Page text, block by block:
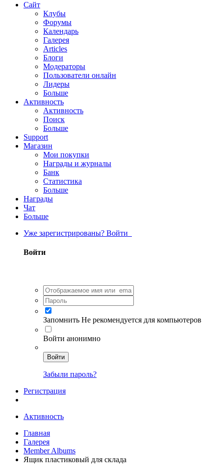
Сайт
Клубы
Форумы
Календарь
Галерея
Articles
Блоги
Модераторы
Пользователи онлайн
Лидеры
Больше
Активность
Активность
Поиск
Больше
Support
Магазин
Мои покупки
Награды и журналы
Банк
Статистика
Больше
Награды
Чат
Больше
Уже зарегистрированы? Войти
Войти
Запомнить Не рекомендуется для
Войти анонимно
Войти
Забыли пароль?
Регистрация
Активность
Главная
Галерея
Member Albums
Ящик пластиковый для склада